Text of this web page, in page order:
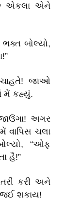
એકલા એને
ભક્ત બોલ્યો,
જાઓ
મેં કહ્યું.
અગર
વાપિસ ચલા
“ઓફ
હૈ!”
કરી અને
જઈ શકાય!